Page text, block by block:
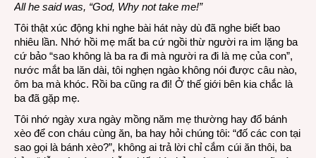
All he said was, “God, Why not take me!”
Tôi thật xúc động khi nghe bài hát này dù đã nghe biết bao
nhiêu lần. Nhớ hồi mẹ mất ba cứ ngồi thừ người ra im lặng ba
cứ bảo “sao không là ba ra đi mà người ra đi là mẹ của con”,
nước mắt ba lăn dài, tôi nghẹn ngào không nói được câu nào,
ôm ba mà khóc. Rồi ba cũng ra đi! Ở thế giới bên kia chắc là
ba đã gặp mẹ.
Tôi nhớ ngày xưa ngày mồng năm mẹ thường hay đổ bánh
xèo để con cháu cùng ăn, ba hay hỏi chúng tôi: “đố các con tại
sao gọi là bánh xèo?”, không ai trả lời chỉ cắm cúi ăn thôi, ba